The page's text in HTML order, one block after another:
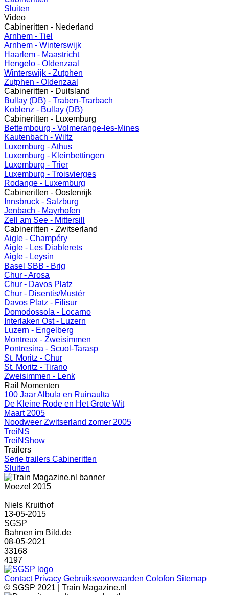
Sluiten
Video
Cabineritten - Nederland
Arnhem - Tiel
Arnhem - Winterswijk
Haarlem - Maastricht
Hengelo - Oldenzaal
Winterswijk - Zutphen
Zutphen - Oldenzaal
Cabineritten - Duitsland
Bullay (DB) - Traben-Trarbach
Koblenz - Bullay (DB)
Cabineritten - Luxemburg
Bettembourg - Volmerange-les-Mines
Kautenbach - Wiltz
Luxemburg - Athus
Luxemburg - Kleinbettingen
Luxemburg - Trier
Luxemburg - Troisvierges
Rodange - Luxemburg
Cabineritten - Oostenrijk
Innsbruck - Salzburg
Jenbach - Mayrhofen
Zell am See - Mittersill
Cabineritten - Zwitserland
Aigle - Champéry
Aigle - Les Diablerets
Aigle - Leysin
Basel SBB - Brig
Chur - Arosa
Chur - Davos Platz
Chur - Disentis/Mustér
Davos Platz - Filisur
Domodossola - Locarno
Interlaken Ost - Luzern
Luzern - Engelberg
Montreux - Zweisimmen
Pontresina - Scuol-Tarasp
St. Moritz - Chur
St. Moritz - Tirano
Zweisimmen - Lenk
Rail Momenten
100 Jaar Albula en Ruinaulta
De Kleine Rode en Het Grote Wit
Maart 2005
Noodweer Zwitserland zomer 2005
TreiNS
TreiNShow
Trailers
Serie trailers Cabineritten
Sluiten
Moezel 2015
Niels Kruithof
13-05-2015
SGSP
Bahnen im Bild.de
08-05-2021
33168
4197
Contact Privacy Gebruiksvoorwaarden Colofon Sitemap
© SGSP 2021 | Train Magazine.nl